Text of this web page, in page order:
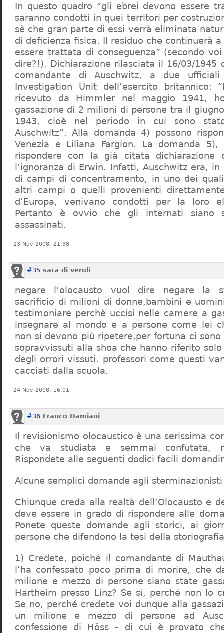
In questo quadro “gli ebrei devono essere
saranno condotti in quei territori per
sè che gran parte di essi verrà eliminata
di deficienza fisica. Il residuo che continuerà
essere trattata di conseguenza” (secondo
dire?!). Dichiarazione rilasciata il 16/03/1945
comandante di Auschwitz, a due
Investigation Unit dell’esercito britannico:
ricevuto da Himmler nel maggio 1941,
gassazione di 2 milioni di persone tra il
1943, cioè nel periodo in cui sono
Auschwitz”. Alla domanda 4) possono
Venezia e Liliana Fargion. La domanda
rispondere con la già citata dichiarazione
l’ignoranza di Erwin. Infatti, Auschwitz era,
di campi di concentramento, in uno dei
altri campi o quelli provenienti
d’Europa, venivano condotti per la loro
Pertanto è ovvio che gli internati siano
assassinati.
23 Nov 2008, 21:38
#35 sara di veroli
negare l’olocausto vuol dire negare la
sacrificio di milioni di donne,bambini e
testimoniare perchè uccisi nelle camere a
insegnare al mondo e a persone come lei
non si devono più ripetere,per fortuna ci
sopravvissuti alla shoa che hanno riferito
degli orrori vissuti. professori come questi
cacciati dalla scuola.
24 Nov 2008, 16:01
#36 Franco Damiani
Il revisionismo olocaustico è una serissima
che va studiata e semmai confutata,
Rispondete alle seguenti dodici facili
Alcune semplici domande agli sterminazionisti
Chiunque creda alla realtà dell’Olocausto e
deve essere in grado di rispondere alle
Ponete queste domande agli storici, ai
persone che difendono la tesi della
1) Credete, poiché il comandante di
l’ha confessato poco prima di morire, che
milione e mezzo di persone siano state
Hartheim presso Linz? Se sì, perché non lo
Se no, perché credete voi dunque alla
un milione e mezzo di persone ad
confessione di Höss – di cui è provato